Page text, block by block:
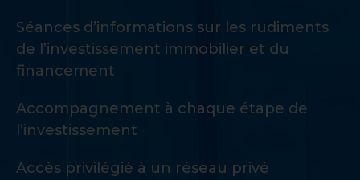
Séances d’informations sur les rudiments
de l’investissement immobilier et du
financement
Accompagnement à chaque étape de
l’investissement
Accès privilégié à un réseau privé